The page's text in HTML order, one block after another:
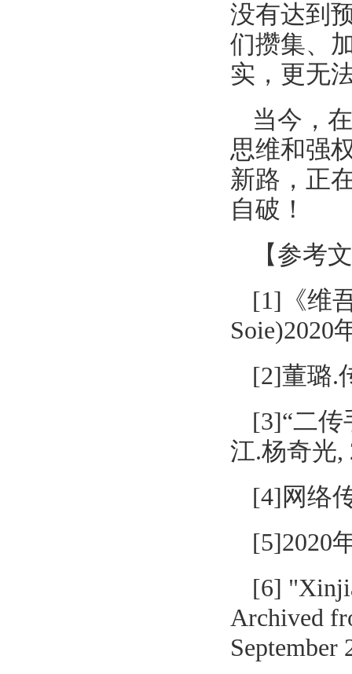
没有达到
们攒集、
实，更无
当今，
思维和强
新路，正
自破！
【参考
[1]《维
Soie)2020
[2]董璐.
[3]“二
江.杨奇光,
[4]网络
[5]2020
[6]
Archived
September